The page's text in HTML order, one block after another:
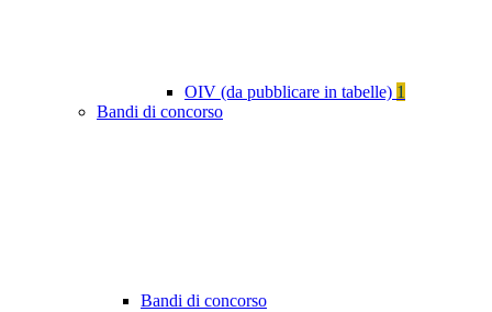
OIV (da pubblicare in tabelle) 1
Bandi di concorso
Bandi di concorso